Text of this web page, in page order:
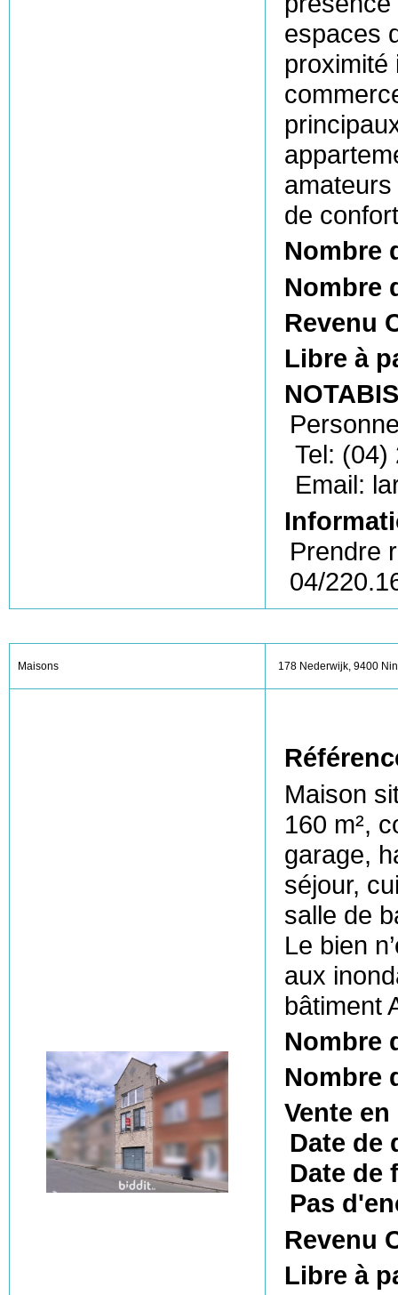
espaces
proximité
de
Nombre
Nombre
Revenu
Libre à
Tel: (04)
Email:
Prendre
04/
Maisons 178 Nederwijk, 9400
Maison
160 m²,
garage,
séjour,
salle de
Le bien
aux
bâtiment
Nombre
Nombre
Vente
Date de
Date de
Pas
Revenu
Libre à